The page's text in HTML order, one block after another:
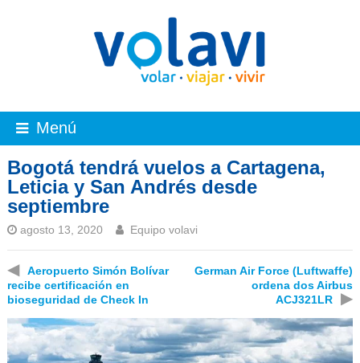
Menú
Bogotá tendrá vuelos a Cartagena,
Leticia y San Andrés desde
septiembre
agosto 13, 2020 Equipo volavi
◀
Aeropuerto Simón Bolívar
recibe certificación en
bioseguridad de Check In
German Air Force (Luftwaffe)
ordena dos Airbus
ACJ321LR
▶